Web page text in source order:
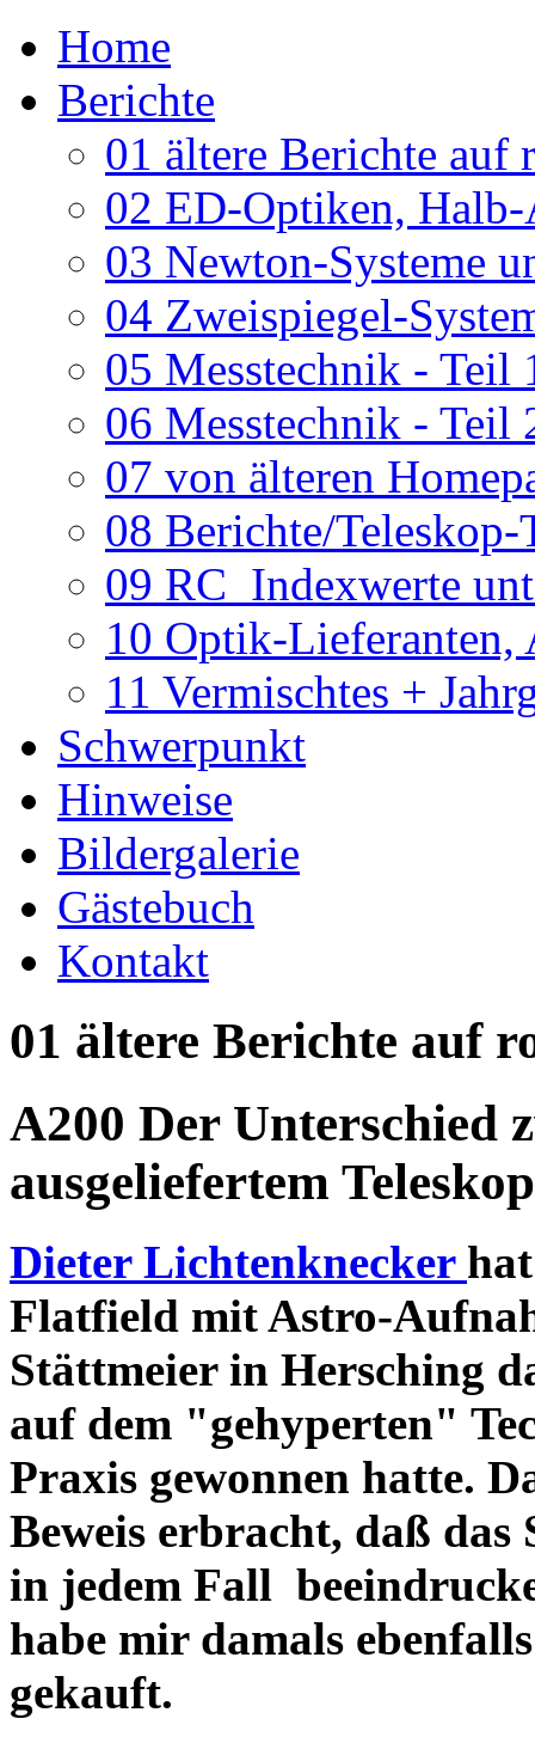
Home
Berichte
01 ältere Berichte auf
02 ED-Optiken, Halb-
03 Newton-Systeme
04 Zweispiegel-
05 Messtechnik - Teil
06 Messtechnik - Teil
07 von älteren
08 Berichte/
09 RC_Indexwerte
10 Optik-Lieferanten,
11 Vermischtes +
Schwerpunkt
Hinweise
Bildergalerie
Gästebuch
Kontakt
01 ältere Berichte auf
A200 Der Unterschied
ausgeliefertem
Dieter Lichtenknecker
Flatfield mit Astro-
Stättmeier in Hersching
auf dem "gehyperten"
Praxis gewonnen hatte.
Beweis erbracht, daß das
in jedem Fall
habe mir damals
gekauft.